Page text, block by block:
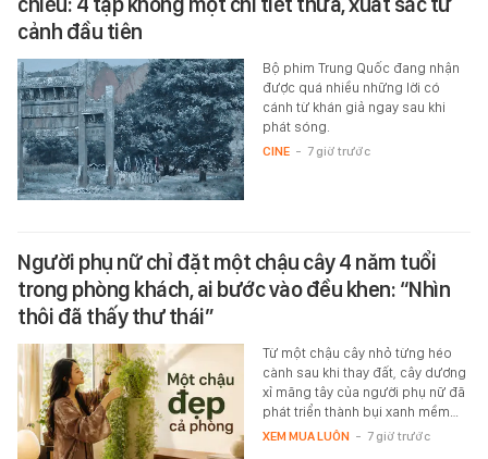
cảnh đầu tiên
Bộ phim Trung Quốc đang nhận
được quá nhiều những lời có
cánh từ khán giả ngay sau khi
phát sóng.
CINE - 7 giờ trước
Người phụ nữ chỉ đặt một chậu cây 4 năm tuổi
trong phòng khách, ai bước vào đều khen: “Nhìn
thôi đã thấy thư thái”
Từ một chậu cây nhỏ từng héo
cành sau khi thay đất, cây dương
xỉ măng tây của người phụ nữ đã
phát triển thành bụi xanh mềm…
XEM MUA LUÔN - 7 giờ trước